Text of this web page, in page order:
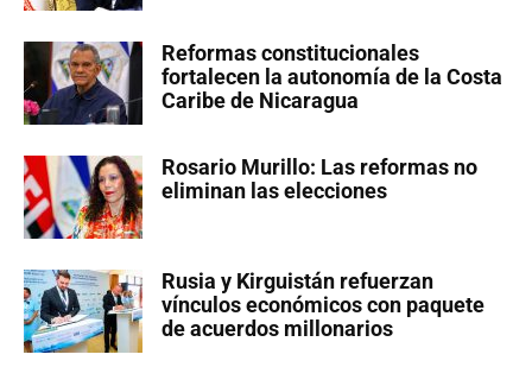
Reformas constitucionales
fortalecen la autonomía de la Costa
Caribe de Nicaragua
Rosario Murillo: Las reformas no
eliminan las elecciones
Rusia y Kirguistán refuerzan
vínculos económicos con paquete
de acuerdos millonarios